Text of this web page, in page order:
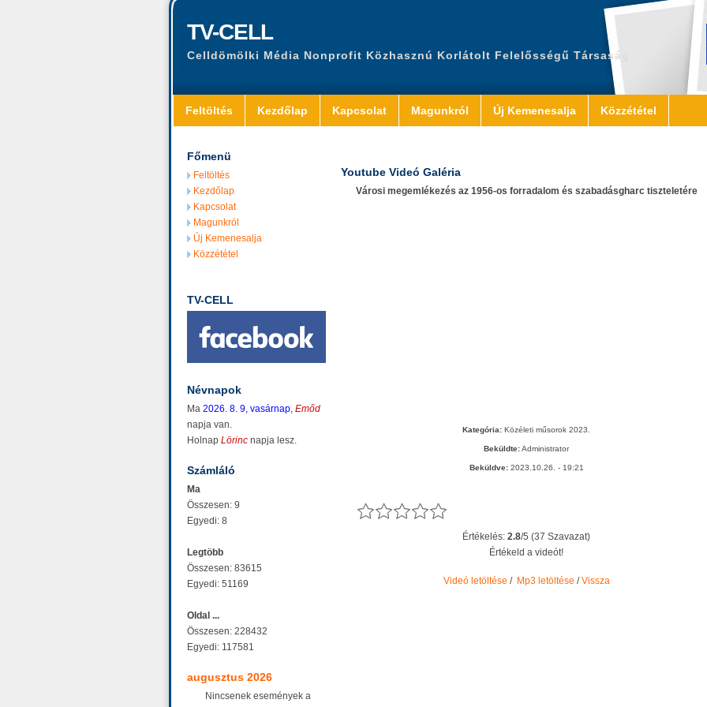
TV-CELL
Celldömölki Média Nonprofit Közhasznú Korlátolt Felelősségű Társaság
Feltöltés Kezdőlap Kapcsolat Magunkról Új Kemenesalja Közzététel
Főmenü
Feltöltés
Kezdőlap
Kapcsolat
Magunkról
Új Kemenesalja
Közzététel
TV-CELL
Névnapok
Ma 2026. 8. 9, vasárnap, Emőd
napja van.
Holnap Lörinc napja lesz.
Számláló
Ma
Összesen: 9
Egyedi: 8
Legtöbb
Összesen: 83615
Egyedi: 51169
Oldal ...
Összesen: 228432
Egyedi: 117581
augusztus 2026
Nincsenek események a
Youtube Videó Galéria
Városi megemlékezés az 1956-os forradalom és szabadásgharc tiszteletére
Kategória: Közéleti műsorok 2023.
Beküldte:Administrator
Beküldve:2023.10.26. - 19:21
Értékelés: 2.8/5 (37 Szavazat)
Értékeld a videót!
Videó letöltése / Mp3 letöltése /Vissza